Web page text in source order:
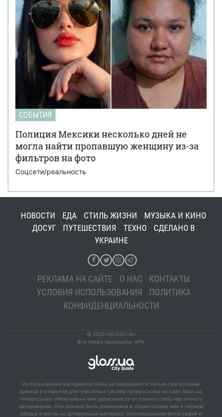
СОБЫТИЯ
Полиция Мексики несколько дней не
могла найти пропавшую женщину из-за
фильтров на фото
Соцсети/реальность
НОВОСТИ ЕДА СТИЛЬ ЖИЗНИ
МУЗЫКА И КИНО
ДОСУГ
ПУТЕШЕСТВИЯ ТЕХНО
СДЕЛАНО В
УКРАИНЕ
РЕКЛАМА НА САЙТЕ О НАС
КОНТАКТЫ
УСЛОВИЯ ИСПОЛЬЗОВАНИЯ
ПОЛИТИКА
КОНФИДЕНЦИАЛЬНОСТИ
© 2026 «GLOSS.UA»
Все права защищены. ePN
Использование материалов Gloss.ua разрешается только при условии
прямой и открытой для поисковых систем гиперссылки на сайт Gloss.ua.
Гиперссылка обязательна вне зависимости от полного либо частичного
цитирования. Она должна быть размещена в подзаголовке или в первом
абзаце и вести на цитируемый материал. Использование фотографий и